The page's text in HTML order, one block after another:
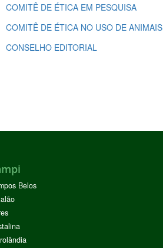
COMITÊ DE ÉTICA EM PESQUISA
COMITÊ DE ÉTICA NO USO DE ANIMAIS
CONSELHO EDITORIAL
Belos